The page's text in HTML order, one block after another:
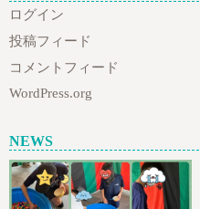
ログイン
投稿フィード
コメントフィード
WordPress.org
NEWS